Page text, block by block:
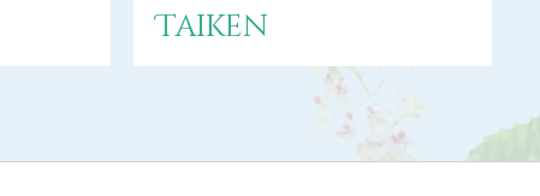
Taiken